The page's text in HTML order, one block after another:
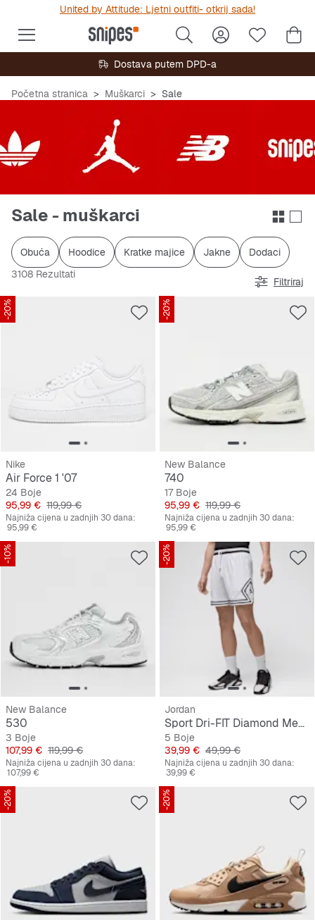
United by Attitude: Ljetni outfiti- otkrij sada!
Dostava putem DPD-a
Početna stranica Muškarci Sale
Sale - muškarci
Obuća Hoodice Kratke majice Jakne
Dodaci
3108 Rezultati
Filtriraj
-20%
Nike
Air Force 1 '07
24 Boje
Cijena
95,99 € Originalna cijena
119,99 €
Najniža cijena u zadnjih 30 dana:
95,99 €
-20%
New Balance
740
17 Boje
Cijena
95,99 € Originalna cijena
119,99 €
Najniža cijena u zadnjih 30 dana:
95,99 €
-10%
New Balance
530
3 Boje
Cijena
107,99 € Originalna cijena
119,99 €
Najniža cijena u zadnjih 30 dana:
107,99 €
-20%
Jordan
Sport Dri-FIT Diamond Mesh-Shorts
5 Boje
Cijena
39,99 € Originalna cijena
49,99 €
Najniža cijena u zadnjih 30 dana:
39,99 €
-20% -20%